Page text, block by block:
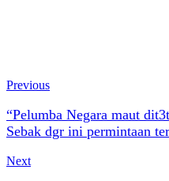
Previous
“Pelumba Negara maut
Sebak dgr ini permintaan
Next